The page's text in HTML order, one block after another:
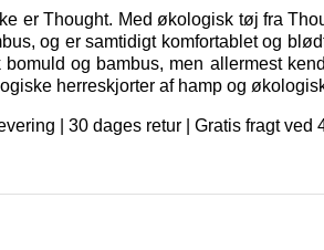
erThought. Med økologisk tøj fra
og er samtidigt komfortablet og
og bambus, men allermest
herreskjorter af hamp og
| 30 dages retur | Gratis fragt